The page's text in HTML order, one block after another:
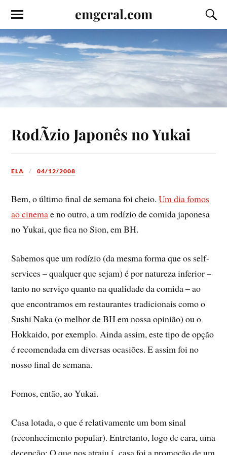
emgeral.com
RodÃ­zio Japonês no Yukai
ELA 04/12/2008
Bem, o último final de semana foi cheio.Um dia fomos
ao cinemae no outro, a um rodí­zio de comida japonesa
no Yukai, que fica no Sion, em BH.
Sabemos que um rodí­zio (da mesma forma que os self-
services – qualquer que sejam) é por natureza inferior –
tanto no serviço quanto na qualidade da comida – ao
que encontramos em restaurantes tradicionais como o
Sushi Naka (o melhor de BH em nossa opinião) ou o
Hokkaido, por exemplo. Ainda assim, este tipo de opção
é recomendada em diversas ocasiões. E assim foi no
nosso final de semana.
Fomos, então, ao Yukai.
Casa lotada, o que é relativamente um bom sinal
(reconhecimento popular). Entretanto, logo de cara, uma
decepção: O que nos atraiu í casa foi a promoção de um